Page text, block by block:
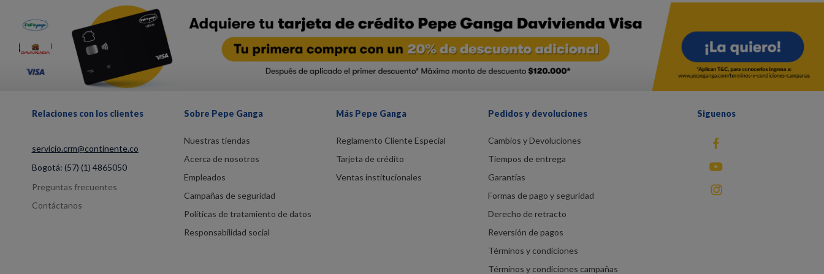
Relaciones con los clientes
servicio.crm@continente.co
Bogotá: (57) (1) 4865050
Preguntas frecuentes
Contáctanos
Sobre Pepe Ganga
Nuestras tiendas
Acerca de nosotros
Empleados
Campañas de seguridad
Políticas de tratamiento de datos
Responsabilidad social
Más Pepe Ganga
Reglamento Cliente Especial
Tarjeta de crédito
Ventas institucionales
Pedidos y devoluciones
Cambios y Devoluciones
Tiempos de entrega
Garantías
Formas de pago y seguridad
Derecho de retracto
Reversión de pagos
Términos y condiciones
Términos y condiciones campañas
Siguenos
fb
You Tube
instagram